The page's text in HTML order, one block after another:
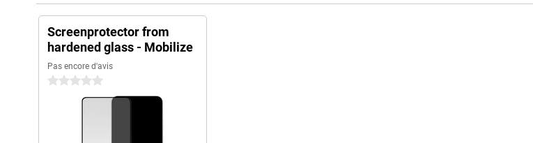
Screenprotector from
hardened glass - Mobilize
Pas encore d'avis
0 étoiles